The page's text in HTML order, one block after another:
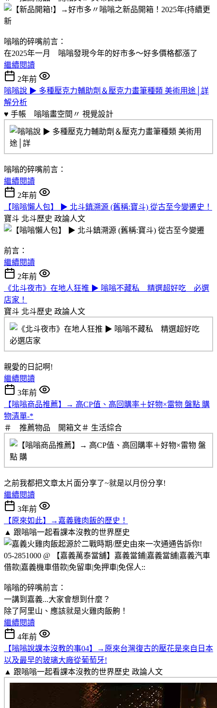
嗡嗡的碎嘴前言：
在2025年一月 嗡嗡發現今年的好市多～好多價格都漲了
繼續閱讀
2年前
嗡嗡說 ▶ 多種壓克力輔助劑＆壓克力畫筆種類 美術用途│詳
解分析
♥️ 手帳 嗡嗡畫空間〃 視覺設計
嗡嗡的碎嘴前言：
繼續閱讀
2年前
【嗡嗡懶人包】 ▶ 北斗鎮溯源 (舊稱:寶斗) 從古至今變遷史！
寶斗 北斗歷史 政論人文
前言：
繼續閱讀
2年前
《北斗夜市》在地人狂推 ▶ 嗡嗡不藏私 精選超好吃 必選
店家！
寶斗 北斗歷史 政論人文
親愛的日記啊!
繼續閱讀
3年前
【嗡嗡商品推薦】→ 高CP值、高回購率＋好物×雷物 盤點 購
物清單-*
＃ 推薦物品 開箱文＃ 生活綜合
之前我都把文章太片面分享了~就是以月份分享!
繼續閱讀
3年前
【原來如此】→嘉義雞肉飯的歷史！
▲ 跟嗡嗡一起看課本沒教的世界歷史
嗡嗡的碎嘴前言：
一講到嘉義...大家會想到什麼？
除了阿里山、應該就是火雞肉飯齁！
繼續閱讀
4年前
【嗡嗡說課本沒教的事04】→原來台灣復古的壓花是來自日本
以及最早的玻璃大廠從葡萄牙!
▲ 跟嗡嗡一起看課本沒教的世界歷史 政論人文